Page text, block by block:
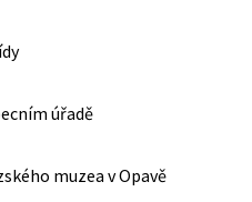
úřadě
muzea v Opavě